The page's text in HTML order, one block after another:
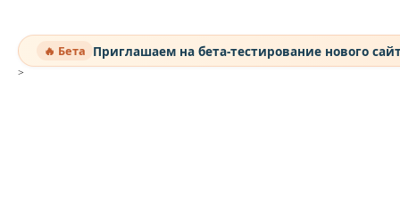
🔥 Бета Приглашаем на бета-тестирование нового
>